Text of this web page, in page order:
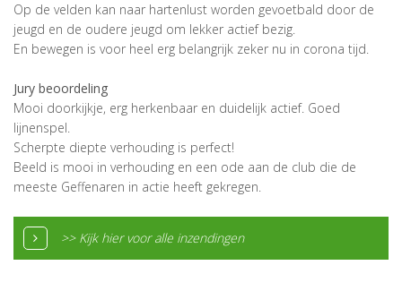
Op de velden kan naar hartenlust worden gevoetbald door de
jeugd en de oudere jeugd om lekker actief bezig.
En bewegen is voor heel erg belangrijk zeker nu in corona tijd.
Jury beoordeling
Mooi doorkijkje, erg herkenbaar en duidelijk actief. Goed
lijnenspel.
Scherpte diepte verhouding is perfect!
Beeld is mooi in verhouding en een ode aan de club die de
meeste Geffenaren in actie heeft gekregen.
>> Kijk hier voor alle inzendingen